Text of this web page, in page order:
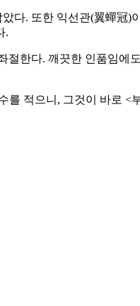
다. 또한 익선관(翼蟬冠)
.
한다. 깨끗한 인품임에
적으니, 그것이 바로 <